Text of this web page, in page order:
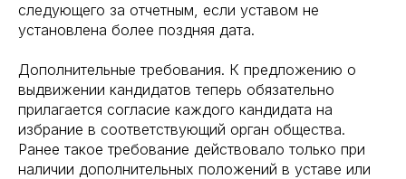
следующего за отчетным, если уставом не
установлена более поздняя дата.
Дополнительные требования. К предложению о
выдвижении кандидатов теперь обязательно
прилагается согласие каждого кандидата на
избрание в соответствующий орган общества.
Ранее такое требование действовало только при
наличии дополнительных положений в уставе или